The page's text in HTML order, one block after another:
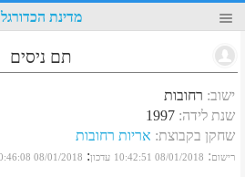
מדינת הכדורגל
תם ניסים
ישוב: רחובות
שנת לידה:
1997
שחקן בקבוצת: אריות רחובות
רישום:
08/01/2018 10:42:51 עדכון:
08/01/2018 10:46:08